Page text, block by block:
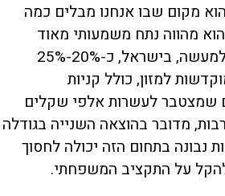
מקום שבו אנחנו מבלים כמה
מהווה נתח משמעותי מאוד
מהתקציב המשפחתי. למעשה, בישראל, כ-20%-25%
למזון, כולל קניות
שמצטבר לעשרות אלפי שקלים
מדובר בהוצאה השנייה בגודלה
נבונה בתחום הזה יכולה לחסוך
על התקציב המשפחתי.